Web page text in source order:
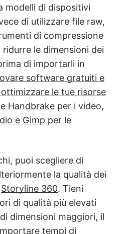
modelli di dispositivi
di utilizzare file raw,
di compressione
le dimensioni dei
di importarli in
software gratuiti e
le tue risorse
Handbrake per i video,
e Gimp per le
puoi scegliere di
la qualità dei
Storyline 360. Tieni
di qualità più elevati
dimensioni maggiori, il
tempi di